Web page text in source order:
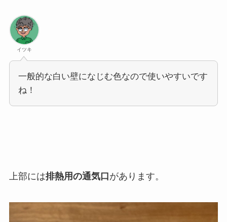
イツキ
一般的な白い壁になじむ色なので使いやすいです
ね！
上部には排熱用の通気口があります。